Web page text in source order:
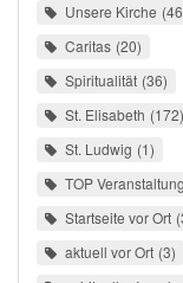
Unsere Kirche 46
Caritas 20
Spiritualität 36
St. Elisabeth 172
St. Ludwig 1
TOP Veranstaltung
Startseite vor Ort
aktuell vor Ort 3